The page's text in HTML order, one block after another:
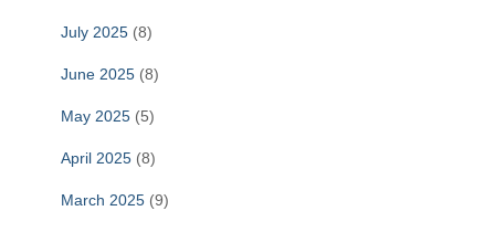
July 2025 (8)
June 2025 (8)
May 2025 (5)
April 2025 (8)
March 2025 (9)